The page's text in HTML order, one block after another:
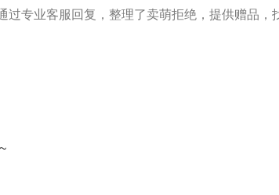
专业客服回复，整理了卖萌拒绝，提供赠品